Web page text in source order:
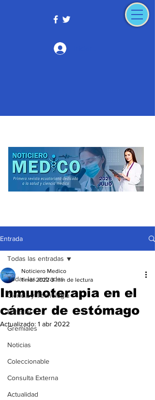
Entrada
Todas las entradas
Ciencia y Tecnología
Editorial
Gremiales
Noticias
Coleccionable
Consulta Externa
Actualidad
Todas las entradas
Inmunoterapia en el
cáncer de estómago
Noticiero Medico
1 mar 2022 3 min de lectura
Actualizado: 1 abr 2022